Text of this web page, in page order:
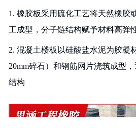
1. 橡胶板采用硫化工艺将天然橡胶
工成型，分子链结构赋予材料高弹
2. 混凝土楼板以硅酸盐水泥为胶凝
20mm碎石）和钢筋网片浇筑成型
结构